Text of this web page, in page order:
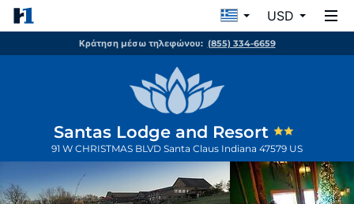
USD
Κράτηση μέσω τηλεφώνου: (855) 334-6659
Santas Lodge and Resort
91 W CHRISTMAS BLVD Santa Claus Indiana 47579 US